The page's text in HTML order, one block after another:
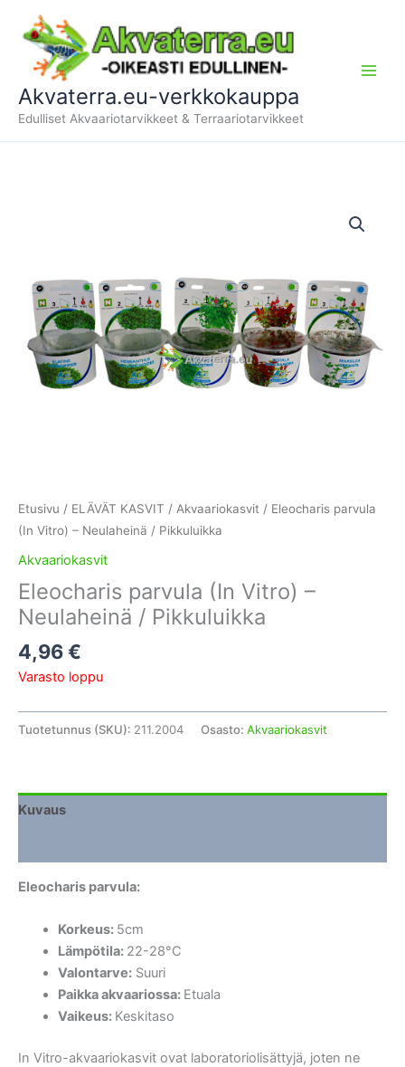
sisältöön
Akvaterra.eu-verkkokauppa
Edulliset Akvaariotarvikkeet & Terraariotarvikkeet
Etusivu / ELÄVÄT KASVIT / Akvaariokasvit / Eleocharis parvula
(In Vitro) – Neulaheinä / Pikkuluikka
Akvaariokasvit
Eleocharis parvula (In Vitro) –
Neulaheinä / Pikkuluikka
4,96€
Varasto loppu
Tuotetunnus (SKU): 211.2004 Osasto: Akvaariokasvit
Kuvaus
Eleocharis parvula:
Korkeus: 5cm
Lämpötila: 22-28°C
Valontarve:Suuri
Paikka akvaariossa: Etuala
Vaikeus: Keskitaso
In Vitro-akvaariokasvit ovat laboratoriolisättyjä, joten ne